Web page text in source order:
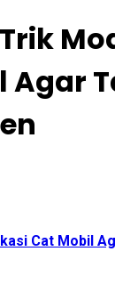
Agar
Cat Mobil